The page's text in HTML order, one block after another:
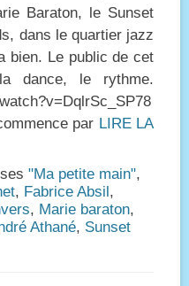
Baraton, le Sunset
dans le quartier jazz
bien. Le public de cet
dance, le rythme.
par LIRE LA
"Ma petite main",
, Fabrice Absil,
, Marie baraton,
Athané, Sunset